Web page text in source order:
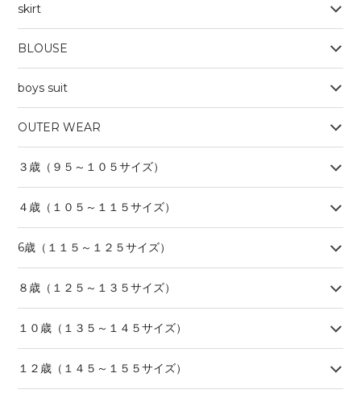
skirt
BLOUSE
boys suit
OUTER WEAR
３歳（９５～１０５サイズ）
４歳（１０５～１１５サイズ）
6歳（１１５～１２５サイズ）
８歳（１２５～１３５サイズ）
１０歳（１３５～１４５サイズ）
１２歳（１４５～１５５サイズ）